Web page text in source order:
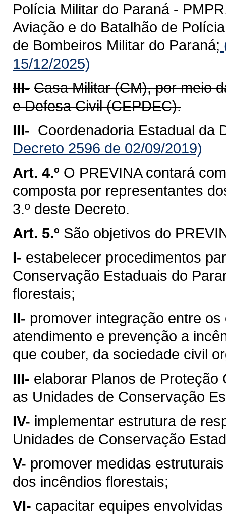
Polícia Militar do Paraná -
Aviação e do Batalhão de
de Bombeiros Militar do Paraná;
15/12/2025)
III- Casa Militar (CM), por meio
e Defesa Civil (CEPDEC).
III- Coordenadoria Estadual da
Decreto 2596 de 02/09/2019)
Art. 4.º O PREVINA contará
composta por representantes
3.º deste Decreto.
Art. 5.º São objetivos do
I- estabelecer procedimentos
Conservação Estaduais do
florestais;
II- promover integração entre
atendimento e prevenção a
que couber, da sociedade civil
III- elaborar Planos de
as Unidades de Conservação
IV- implementar estrutura de
Unidades de Conservação
V- promover medidas
dos incêndios florestais;
VI- capacitar equipes